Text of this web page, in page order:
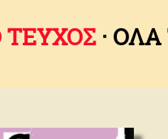
ΤΕΥΧΟΣ ΟΛΑ